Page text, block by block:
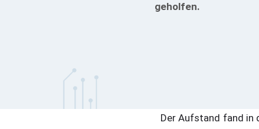
geholfen.
Der Aufstand fand in